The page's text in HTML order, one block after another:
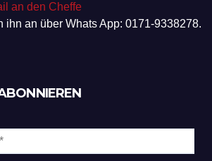
an den Cheffe
ihn an über Whats App: 0171-9338278.